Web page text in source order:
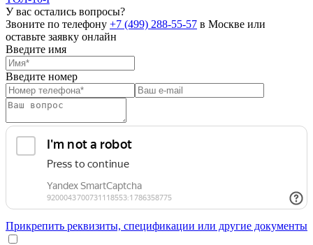
У вас остались вопросы?
Звоните по телефону +7 (499) 288-55-57 в Москве или
оставьте заявку онлайн
Введите имя
Введите номер
Прикрепить реквизиты, спецификации или другие документы